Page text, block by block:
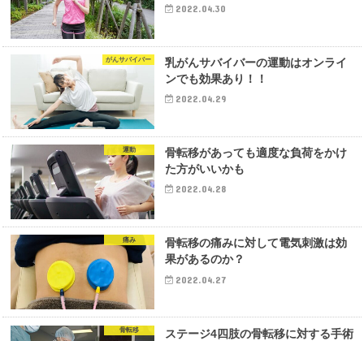
2022.04.30
がんサバイバー
乳がんサバイバーの運動はオンライ
ンでも効果あり！！
2022.04.29
運動
骨転移があっても適度な負荷をかけ
た方がいいかも
2022.04.28
痛み
骨転移の痛みに対して電気刺激は効
果があるのか？
2022.04.27
骨転移
ステージ4四肢の骨転移に対する手術